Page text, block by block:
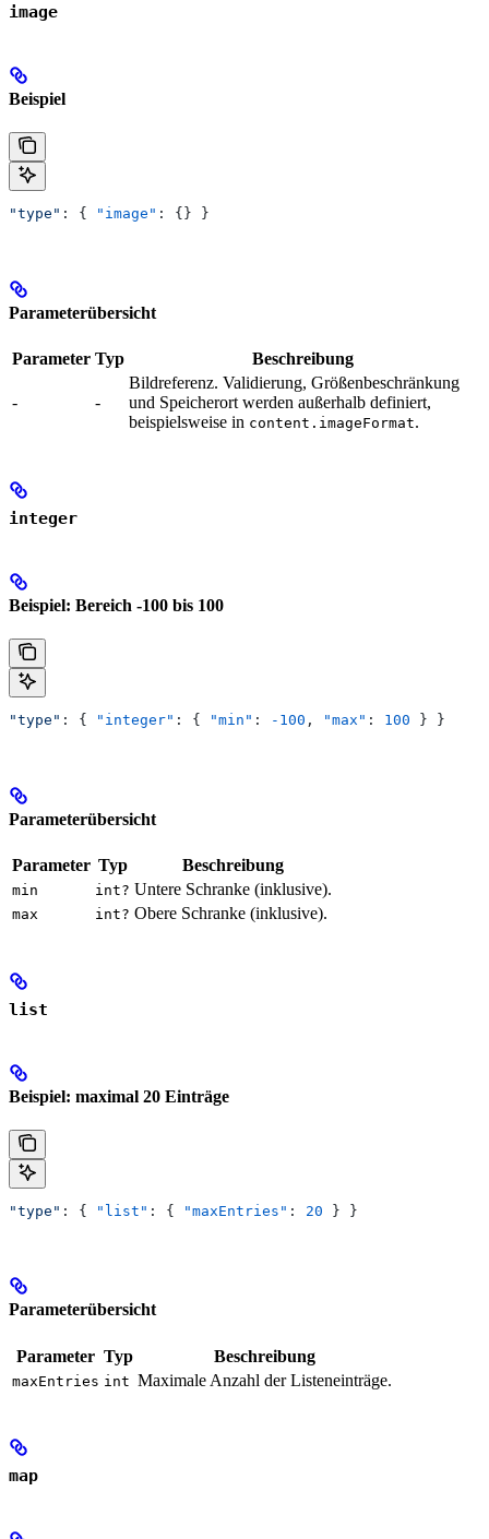
image
Beispiel
"type" : { "image" : {} }
Parameterübersicht
Parameter Typ Beschreibung
- -
Bildreferenz. Validierung, Größenbeschränkung
und Speicherort werden außerhalb definiert,
beispielsweise in content.imageFormat.
integer
Beispiel: Bereich -100 bis 100
"type" : { "integer" : { "min" : -100 , "max" : 100 } }
Parameterübersicht
Parameter Typ Beschreibung
min int? Untere Schranke (inklusive).
max int? Obere Schranke (inklusive).
list
Beispiel: maximal 20 Einträge
"type" : { "list" : { "maxEntries" : 20 } }
Parameterübersicht
Parameter Typ Beschreibung
maxEntries int Maximale Anzahl der Listeneinträge.
map